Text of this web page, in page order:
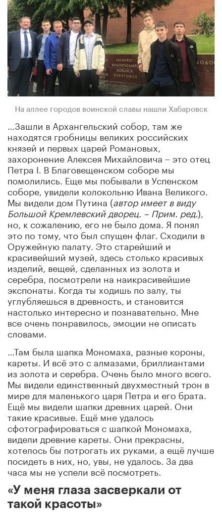
На аллее городов воинской славы нашли Хабаровск
…Зашли в Архангельский собор, там же
находятся гробницы великих российских
князей и первых царей Романовых,
захоронение Алексея Михайловича – это отец
Петра I. В Благовещенском соборе мы
помолились. Еще мы побывали в Успенском
соборе, увидели колокольню Ивана Великого.
Мы видели дом Путина (автор имеет в виду
Большой Кремлевский дворец. – Прим. ред.),
но, к сожалению, его не было дома. Я понял
это по тому, что был спущен флаг. Сходили в
Оружейную палату. Это старейший и
красивейший музей, здесь столько красивых
изделий, вещей, сделанных из золота и
серебра, посмотрели на наикрасивейшие
экспонаты. Когда ты ходишь по залу, ты
углубляешься в древность, и становится
настолько интересно и познавательно. Мне
все очень понравилось, эмоции не описать
словами.
…Там была шапка Мономаха, разные короны,
кареты. И всё это с алмазами, бриллиантами
из золота и серебра. Очень было много всего.
Мы видели единственный двухместный трон в
мире для маленького царя Петра и его брата.
Ещё мы видели шапки древних царей. Они
такие красивые. Ещё мне удалось
сфотографироваться с шапкой Мономаха,
видели древние кареты. Они прекрасны,
хотелось бы потрогать их руками, а ещё лучше
посидеть в них, но, увы, не удалось. За два
часа мы не успели всё посмотреть.
«У меня глаза засверкали от
такой красоты»